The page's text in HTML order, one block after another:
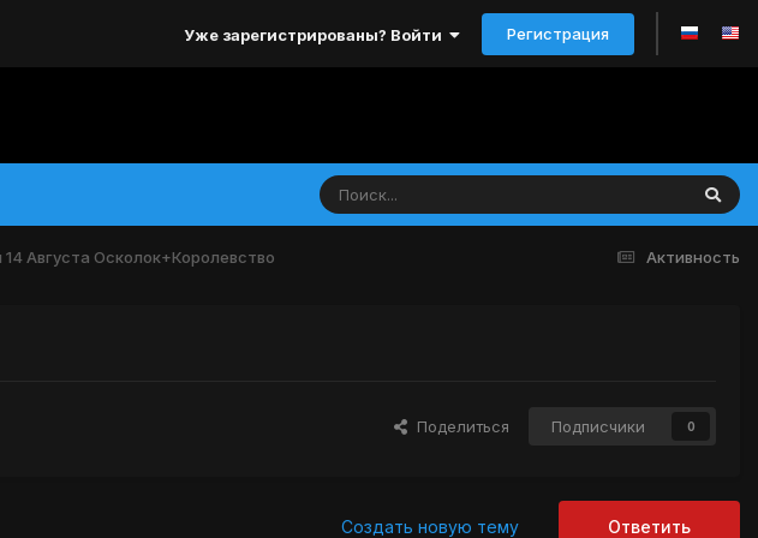
Уже зарегистрированы? Войти Регистрация
Активность
Августа Осколок+Королевство
Поделиться Подписчики 0
Ответить
Создать новую тему